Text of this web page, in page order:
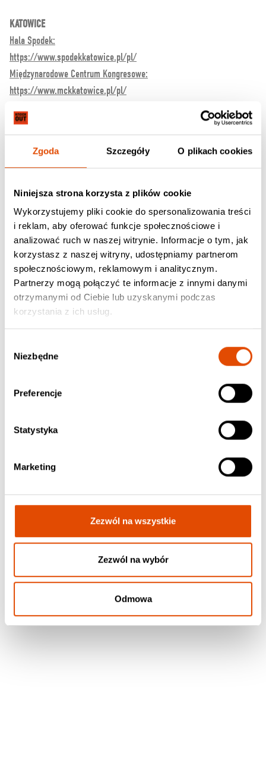
Zgoda Szczegóły O plikach cookies
Niniejsza strona korzysta z plików cookie
Wykorzystujemy pliki cookie do spersonalizowania treści
i reklam, aby oferować funkcje społecznościowe i
analizować ruch w naszej witrynie. Informacje o tym, jak
korzystasz z naszej witryny, udostępniamy partnerom
społecznościowym, reklamowym i analitycznym.
Partnerzy mogą połączyć te informacje z innymi danymi
otrzymanymi od Ciebie lub uzyskanymi podczas
korzystania z ich usług.
zgody
Niezbędne
Preferencje
Statystyka
Marketing
Zezwól na wszystkie
Zezwól na wybór
Odmowa
KATOWICE
Hala Spodek:
https://www.spodekkatowice.pl/pl/
Międzynarodowe Centrum Kongresowe:
https://www.mckkatowice.pl/pl/
https://www.facebook.com/5domkatowice/
https://atlasarena.pl/
GLIWICE
PreZero Arena Gliwice:
https://prezeroarenagliwice.pl/
Opera Leśna:
LUBLIN
https://radio.lublin.pl/
https://csklublin.pl/
RudeBoy:
CKK Jordanki:
https://jordanki.torun.pl/